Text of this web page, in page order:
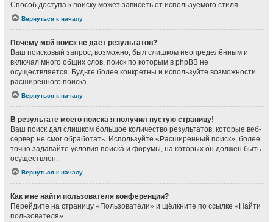
Способ доступа к поиску может зависеть от используемого стиля.
Вернуться к началу
Почему мой поиск не даёт результатов?
Ваш поисковый запрос, возможно, был слишком неопределённым и
включал много общих слов, поиск по которым в phpBB не
осуществляется. Будьте более конкретны и используйте возможности
расширенного поиска.
Вернуться к началу
В результате моего поиска я получил пустую страницу!
Ваш поиск дал слишком большое количество результатов, которые веб-
сервер не смог обработать. Используйте «Расширенный поиск», более
точно задавайте условия поиска и форумы, на которых он должен быть
осуществлён.
Вернуться к началу
Как мне найти пользователя конференции?
Перейдите на страницу «Пользователи» и щёлкните по ссылке «Найти
пользователя».